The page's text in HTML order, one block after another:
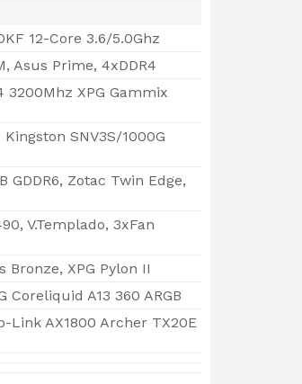
12-Core 3.6/5.0Ghz
Asus Prime, 4xDDR4
3200Mhz XPG Gammix
SNV3S/1000G
GDDR6, Zotac Twin Edge,
V.Templado, 3xFan
Bronze, XPG Pylon II
Coreliquid A13 360 ARGB
Link AX1800 Archer TX20E